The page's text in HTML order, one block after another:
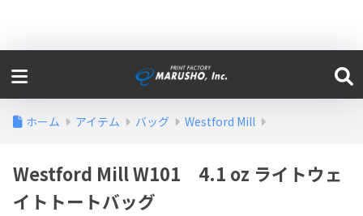
ホーム アイテム バッグ Westford Mill
Westford Mill W101 4.1 oz ライトウェ
イトトートバッグ